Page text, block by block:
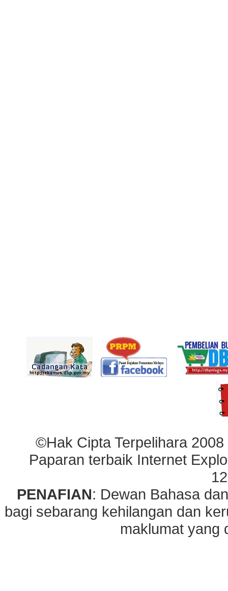
©Hak Cipta Terpelihara
Paparan terbaik Internet
PENAFIAN: Dewan Bahasa
bagi sebarang kehilangan dan
maklumat yang